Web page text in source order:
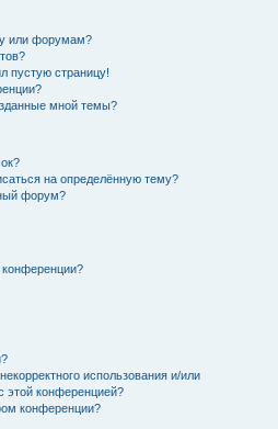
или форумам?
пустую страницу!
мной темы?
на определённую тему?
форум?
использования и/или
этой конференцией?
конференции?